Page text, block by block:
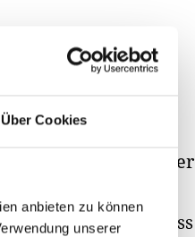
Über Cookies
anbieten zu können
unserer
Fahrzeug. Der
dass der Mann unter
ergab einen
und muss